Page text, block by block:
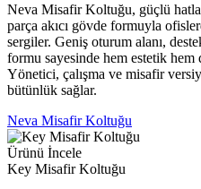
Neva Misafir Koltuğu, güçlü
parça akıcı gövde formuyla
sergiler. Geniş oturum alanı,
formu sayesinde hem estetik hem
Yönetici, çalışma ve misafir
bütünlük sağlar.
Neva Misafir Koltuğu
Ürünü İncele
Key Misafir Koltuğu